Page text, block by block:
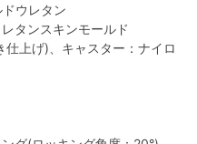
ウレタン
タンスキンモールド
上げ)、キャスター：ナイロ